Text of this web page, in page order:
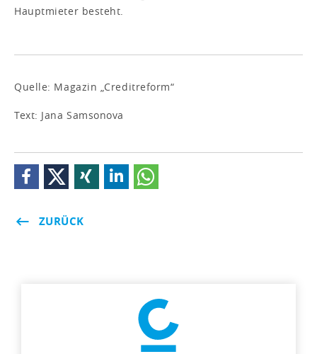
Hauptmieter besteht.
Quelle: Magazin „Creditreform“
Text: Jana Samsonova
ZURÜCK